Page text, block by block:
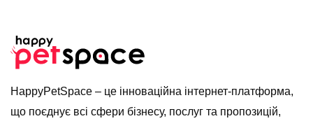
HappyPetSpace – це інноваційна інтернет-платформа,
що поєднує всі сфери бізнесу, послуг та пропозицій,